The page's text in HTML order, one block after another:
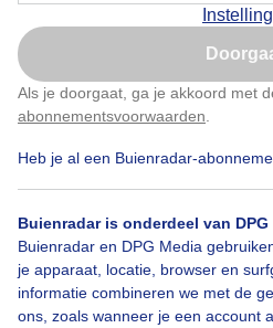
Als je doorgaat, ga je akkoord met
abonnementsvoorwaarden
Heb je al een Buienradar-
Buienradar is onderdeel van DPG
Buienradar en DPG Media
je apparaat, locatie, browser en
informatie combineren we met de
ons, zoals wanneer je een account
Door: Albert Thibaudier
Bekijk slideshow
Nu niet,
Klik hierom dit